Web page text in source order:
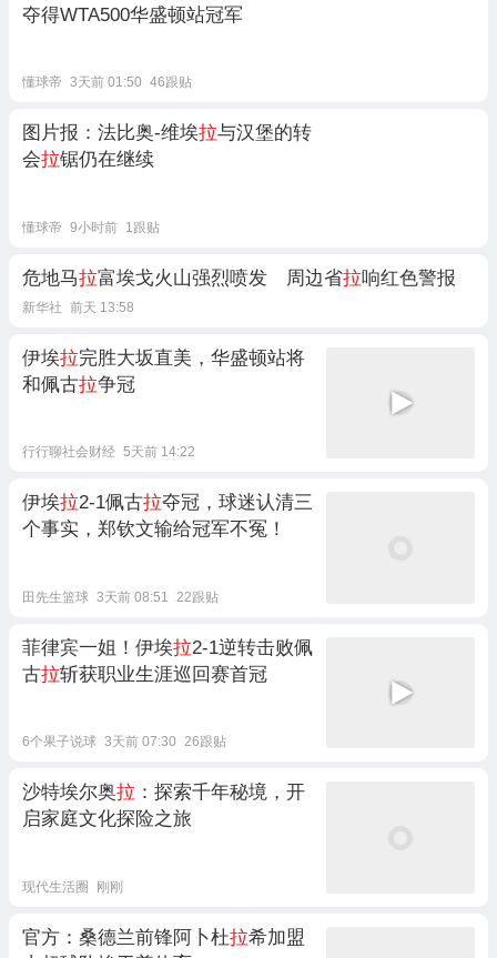
夺得WTA500华盛顿站冠军
懂球帝 3天前 01:50 46跟贴
图片报：法比奥-维埃拉与汉堡的转
会拉锯仍在继续
懂球帝 9小时前 1跟贴
危地马拉富埃戈火山强烈喷发 周边省拉响红色警报
新华社 前天 13:58
伊埃拉完胜大坂直美，华盛顿站将
和佩古拉争冠
行行聊社会财经 5天前 14:22
伊埃拉2-1佩古拉夺冠，球迷认清三
个事实，郑钦文输给冠军不冤！
田先生篮球 3天前 08:51 22跟贴
菲律宾一姐！伊埃拉2-1逆转击败佩
古拉斩获职业生涯巡回赛首冠
6个果子说球 3天前 07:30 26跟贴
沙特埃尔奥拉 ：探索千年秘境，开
启家庭文化探险之旅
现代生活圈 刚刚
官方：桑德兰前锋阿卜杜拉希加盟